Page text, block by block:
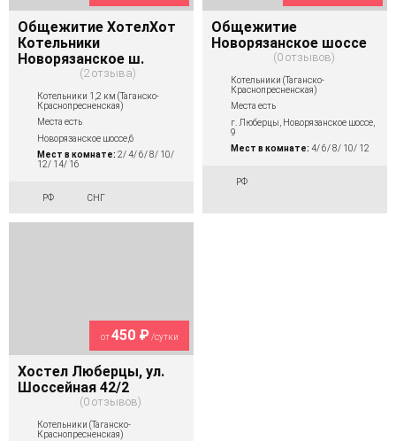
Общежитие ХотелХот
Котельники
Новорязанское ш.
2 отзыва
Котельники 1,2 км (Таганско-
Краснопресненская)
Места есть
Новорязанское шоссе,6
Мест в комнате: 2/ 4/ 6/ 8/ 10/
12/ 14/ 16
РФ СНГ
Общежитие
Новорязанское шоссе
0 отзывов
Котельники (Таганско-
Краснопресненская)
Места есть
г. Люберцы, Новорязанское шоссе,
9
Мест в комнате: 4/ 6/ 8/ 10/ 12
РФ
от450 ₽/сутки
Хостел Люберцы, ул.
Шоссейная 42/2
0 отзывов
Котельники (Таганско-
Краснопресненская)